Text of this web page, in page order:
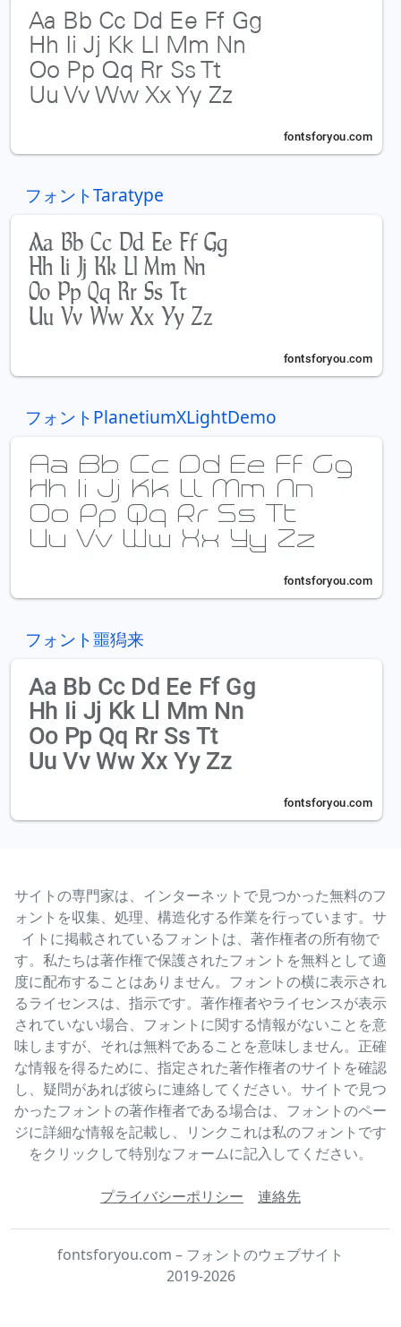
フォントTaratype
フォントPlanetiumXLightDemo
フォント噩獡来
サイトの専門家は、インターネットで見つかった無料のフ
ォントを収集、処理、構造化する作業を行っています。サ
イトに掲載されているフォントは、著作権者の所有物で
す。私たちは著作権で保護されたフォントを無料として適
度に配布することはありません。フォントの横に表示され
るライセンスは、指示です。著作権者やライセンスが表示
されていない場合、フォントに関する情報がないことを意
味しますが、それは無料であることを意味しません。正確
な情報を得るために、指定された著作権者のサイトを確認
し、疑問があれば彼らに連絡してください。サイトで見つ
かったフォントの著作権者である場合は、フォントのペー
ジに詳細な情報を記載し、リンクこれは私のフォントです
をクリックして特別なフォームに記入してください。
プライバシーポリシー 連絡先
fontsforyou.com – フォントのウェブサイト
2019-2026